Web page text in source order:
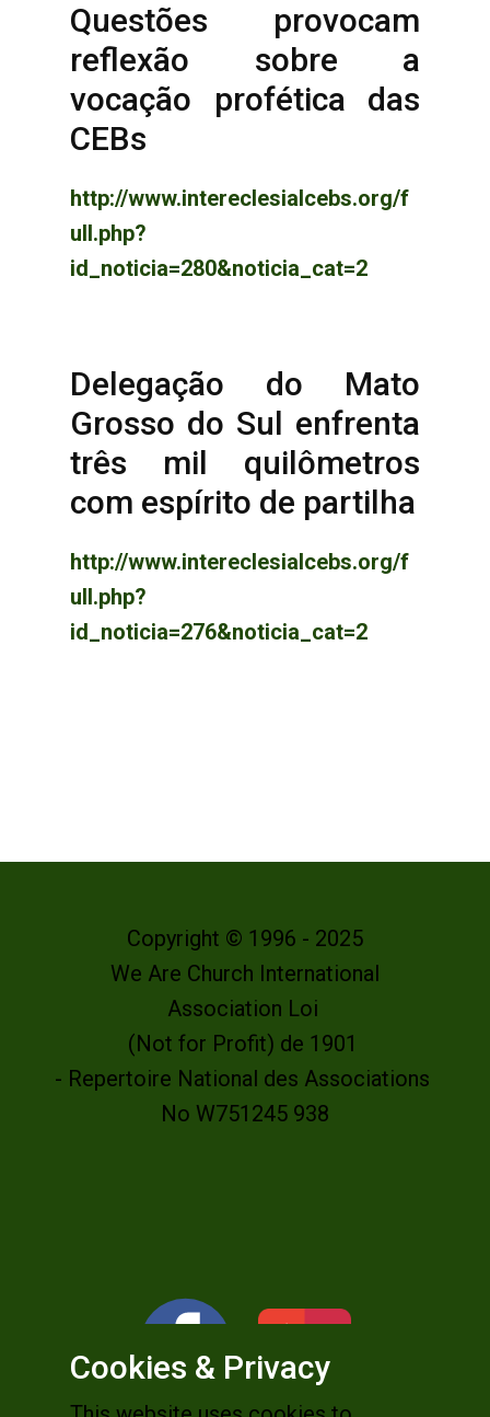
Questões provocam
reflexão sobre a
vocação profética das
CEBs
http://www.intereclesialcebs.org/f
ull.php?
id_noticia=280&noticia_cat=2
Delegação do Mato
Grosso do Sul enfrenta
três mil quilômetros
com espírito de partilha
http://www.intereclesialcebs.org/f
ull.php?
id_noticia=276&noticia_cat=2
Copyright © 1996 - 2025
We Are Church International
Association Loi
(Not for Profit) de 1901
- Repertoire National des Associations
No W751245 938
Cookies & Privacy